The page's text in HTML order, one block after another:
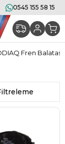
0545 155 58 15
Fren Balatası